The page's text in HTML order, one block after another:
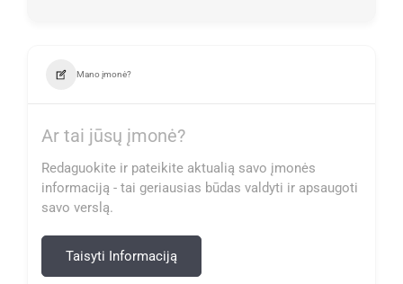
Mano įmonė?
Ar tai jūsų įmonė?
Redaguokite ir pateikite aktualią savo įmonės
informaciją - tai geriausias būdas valdyti ir apsaugoti
savo verslą.
Taisyti Informaciją